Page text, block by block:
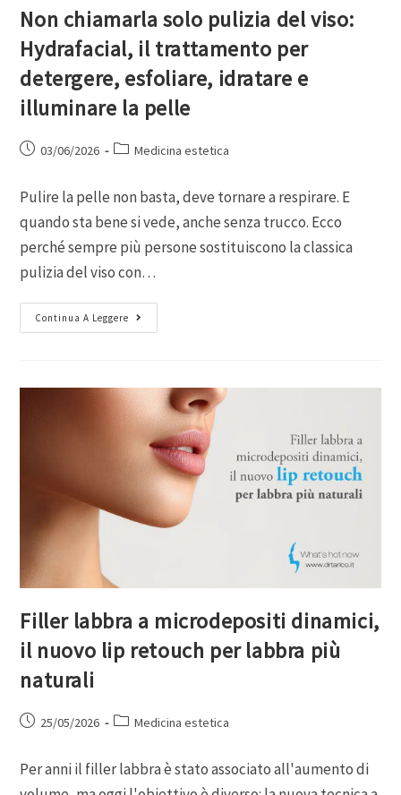
Non chiamarla solo pulizia del viso:
Hydrafacial, il trattamento per
detergere, esfoliare, idratare e
illuminare la pelle
03/06/2026 Medicina estetica
Pulire la pelle non basta, deve tornare a respirare. E
quando sta bene si vede, anche senza trucco. Ecco
perché sempre più persone sostituiscono la classica
pulizia del viso con…
Continua A Leggere
Filler labbra a microdepositi dinamici,
il nuovo lip retouch per labbra più
naturali
25/05/2026 Medicina estetica
Per anni il filler labbra è stato associato all'aumento di